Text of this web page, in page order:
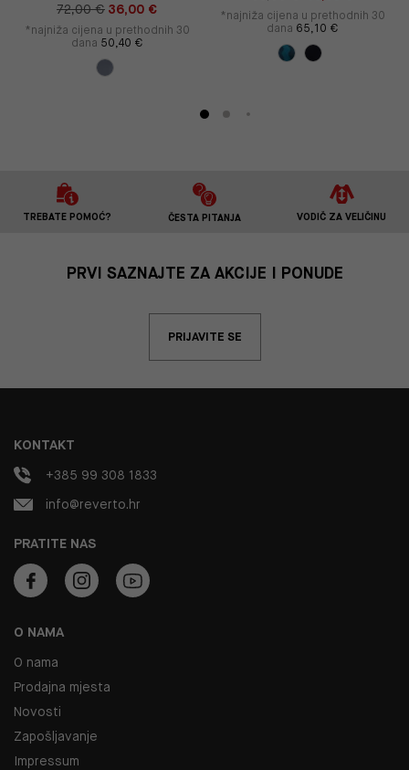
72,00 € 36,00 €
*najniža cijena u prethodnih 30
dana 50,40 €
*najniža cijena u prethodnih 30
dana 65,10 €
TREBATE POMOĆ? ČESTA PITANJA VODIČ ZA VELIČINU
PRVI SAZNAJTE ZA AKCIJE I PONUDE
PRIJAVITE SE
O NAMA
O nama
Prodajna mjesta
Novosti
Zapošljavanje
Impressum
PRATITE NAS
KONTAKT
+385 99 308 1833
info@reverto.hr